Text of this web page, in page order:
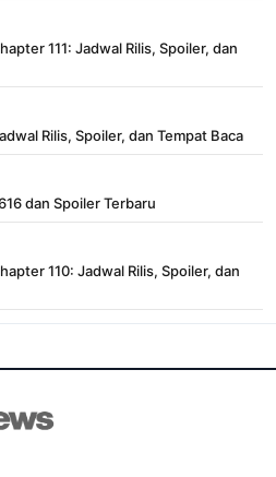
111: Jadwal Rilis, Spoiler, dan
Rilis, Spoiler, dan Tempat Baca
dan Spoiler Terbaru
110: Jadwal Rilis, Spoiler, dan